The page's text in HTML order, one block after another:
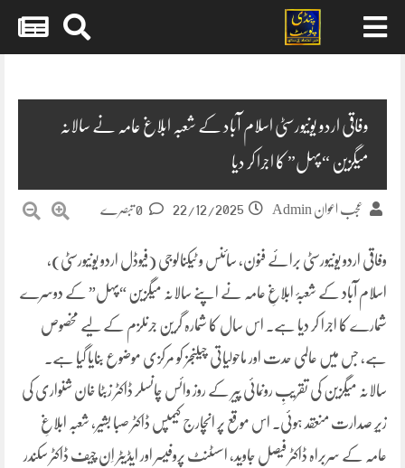
وفاقی اردو یونیورسٹی اسلام آباد کے شعبہ ابلاغ عامہ نے سالانہ
میگزین “پہل” کا اجرا کر دیا
عجب اعوان Admin 22/12/2025
وفاقی اردو یونیورسٹی برائے فنون، سائنس و ٹیکنالوجی (فیوڈل اردو یونیورسٹی)،
اسلام آباد کے شعبۂ ابلاغِ عامہ نے اپنے سالانہ میگزین “پہل” کے دوسرے
شمارے کا اجرا کر دیا ہے۔ اس سال کا شمارہ گرین جرنلزم کے لیے مخصوص
ہے، جس میں عالمی حدت اور ماحولیاتی چیلنجز کو مرکزی موضوع بنایا گیا ہے۔
سالانہ میگزین کی تقریبِ رونمائی پیر کے روز وائس چانسلر ڈاکٹر زبٹا خان شنواری کی
زیرِ صدارت منعقد ہوئی۔ اس موقع پر انچارج کیمپس ڈاکٹر صبا بشیر، شعبہ ابلاغِ
عامہ کے سربراہ ڈاکٹر فیصل جاوید، اسسٹنٹ پروفیسر اور ایڈیٹر اِن چیف ڈاکٹر سکندر